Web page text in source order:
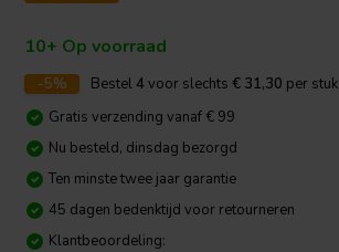
10+ Op voorraad
-5% Bestel4 voor slechts € 31,30 per stuk
Gratis verzending vanaf € 99
Nu besteld, dinsdag bezorgd
Ten minste twee jaar garantie
45 dagen bedenktijd voor retourneren
Klantbeoordeling: